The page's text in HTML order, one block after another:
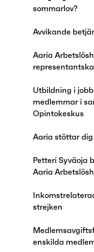
sommarlov?
Avvikande
Aaria
Utbildning i
medlemmar i
Opintokeskus
Aaria stöttar
Petteri Syväoja
Aaria
strejken
enskilda